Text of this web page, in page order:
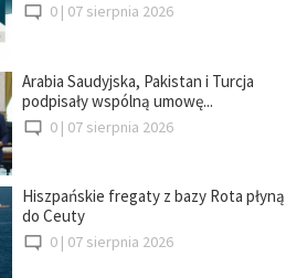
0 | 07 sierpnia 2026
Arabia Saudyjska, Pakistan i Turcja
podpisały wspólną umowę...
0 | 07 sierpnia 2026
Hiszpańskie fregaty z bazy Rota płyną
do Ceuty
0 | 07 sierpnia 2026